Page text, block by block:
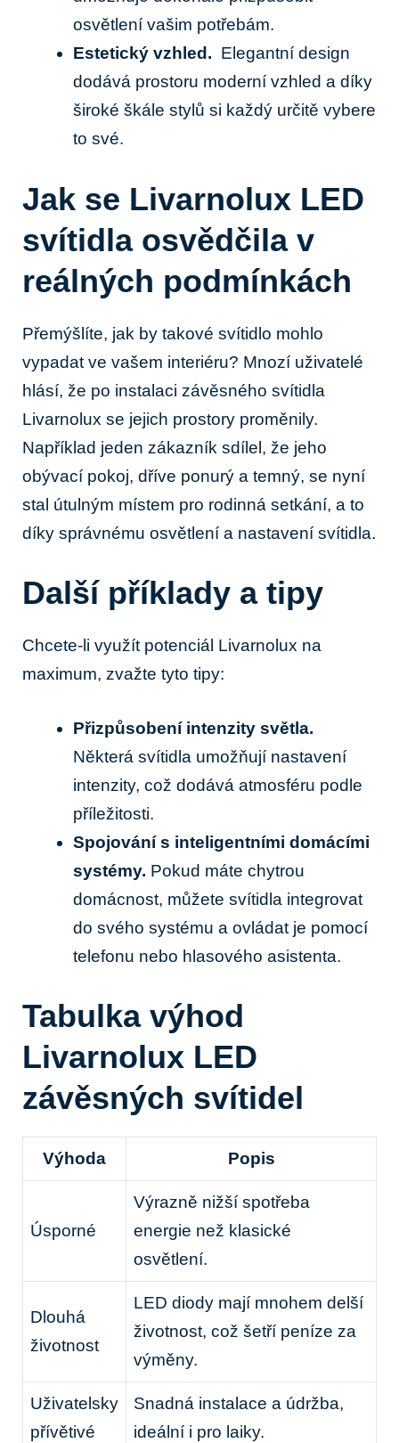
osvětlení vašim⁣ potřebám.
Estetický ⁤vzhled. ⁤ Elegantní⁣ design
dodává prostoru moderní‍ vzhled a díky
široké škále stylů si každý určitě vybere
to své.
Jak se Livarnolux LED
svítidla osvědčila‍ v⁢
reálných podmínkách
Přemýšlíte, jak by takové svítidlo mohlo
vypadat ve vašem ‌interiéru? Mnozí uživatelé
hlásí, že po instalaci závěsného‍ svítidla
Livarnolux se jejich ⁤prostory proměnily.
⁤Například jeden zákazník sdílel, že jeho
obývací pokoj,⁣ dříve ponurý a temný, se nyní
stal útulným místem pro ⁣rodinná setkání, a‍ to
díky správnému osvětlení ⁣a nastavení‌ svítidla.
Další příklady a tipy
Chcete-li využít‍ potenciál Livarnolux na
maximum, zvažte tyto tipy:
Přizpůsobení intenzity světla.
Některá svítidla umožňují⁢ nastavení
intenzity,‍ což dodává atmosféru podle
příležitosti.
Spojování s inteligentními domácími
systémy. Pokud máte chytrou
⁢domácnost, můžete svítidla integrovat
do svého systému a⁢ ovládat je pomocí
telefonu nebo hlasového ​asistenta.
Tabulka výhod
Livarnolux​ LED
závěsných svítidel
Výhoda Popis
Úsporné
Výrazně‍ nižší spotřeba
energie než klasické
osvětlení.
Dlouhá
životnost
LED ⁣diody ⁢mají mnohem delší
životnost, ‍což‍ šetří peníze za
⁤výměny.
Uživatelsky
přívětivé
Snadná instalace a údržba,
ideální i pro ⁣laiky.